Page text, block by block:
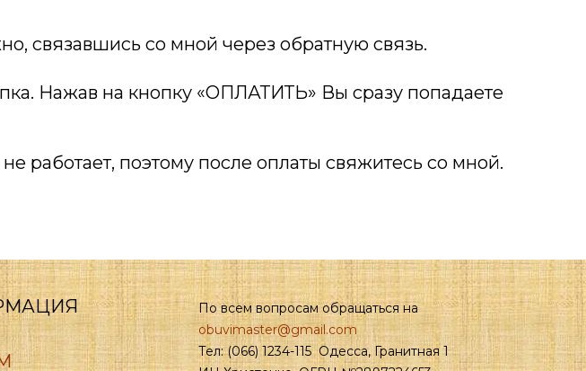
связавшись со мной через обратную связь.
Нажав на кнопку «ОПЛАТИТЬ» Вы сразу попадаете
работает, поэтому после оплаты свяжитесь со мной.
По всем вопросам обращаться на
obuvimaster@gmail.com
Тел: (066) 1234-115 Одесса, Гранитная 1